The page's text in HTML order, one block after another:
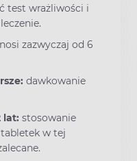
test wrażliwości i
zazwyczaj od 6
dawkowanie
lat: stosowanie
w tej